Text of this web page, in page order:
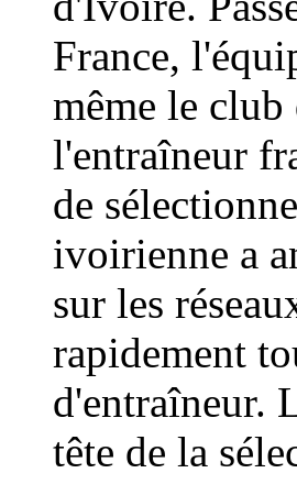
France,
même le club
l'entraîneur
de
ivoirienne a
sur les
rapidement
d'entraîneur.
tête de la